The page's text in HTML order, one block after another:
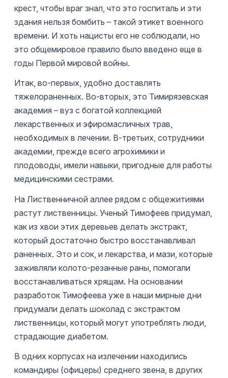
крест, чтобы враг знал, что это госпиталь и эти
здания нельзя бомбить – такой этикет военного
времени. И хоть нацисты его не соблюдали, но
это общемировое правило было введено еще в
годы Первой мировой войны.
Итак, во-первых, удобно доставлять
тяжелораненных. Во-вторых, это Тимирязевская
академия – вуз с богатой коллекцией
лекарственных и эфиромасличных трав,
необходимых в лечении. В-третьих, сотрудники
академии, прежде всего агрохимики и
плодоводы, имели навыки, пригодные для работы
медицинскими сестрами.
На Лиственничной аллее рядом с общежитиями
растут лиственницы. Ученый Тимофеев придумал,
как из хвои этих деревьев делать экстракт,
который достаточно быстро восстанавливал
раненных. Это и сок, и лекарства, и мази, которые
заживляли колото-резанные раны, помогали
восстанавливаться хрящам. На основании
разработок Тимофеева уже в наши мирные дни
придумали делать шоколад с экстрактом
лиственницы, который могут употреблять люди,
страдающие диабетом.
В одних корпусах на излечении находились
командиры (офицеры) среднего звена, в других